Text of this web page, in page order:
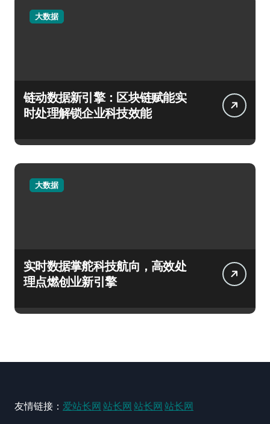
大数据
链动数据新引擎：区块链赋能实
时处理解锁企业科技效能
大数据
实时数据掌舵科技航向，高效处
理点燃创业新引擎
友情链接： 爱站长网 站长网 站长网 站长网